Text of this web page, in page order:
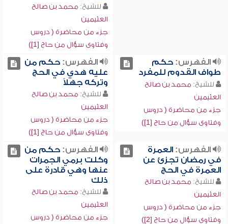
للشيخ: محمد بن صالح
العثيمين
جزء من محاضرة ( دروس
وفتاوى سؤال من حاج [1])
الفهرس:حكم
طواف القدوم للمفرد
للشيخ: محمد بن صالح
العثيمين
جزء من محاضرة ( دروس
وفتاوى سؤال من حاج [1])
الفهرس:حكم من
عليه هدي في الحج
وتركه جهلاً
للشيخ: محمد بن صالح
العثيمين
جزء من محاضرة ( دروس
وفتاوى سؤال من حاج [1])
الفهرس:العمرة
في رمضان تجزئ عن
العمرة في الحج
للشيخ: محمد بن صالح
العثيمين
جزء من محاضرة ( دروس
وفتاوى سؤال من حاج [2])
الفهرس:حكم من
وكلت برمي الجمرات
عنها وهي قادرة على
ذلك
للشيخ: محمد بن صالح
العثيمين
جزء من محاضرة ( دروس